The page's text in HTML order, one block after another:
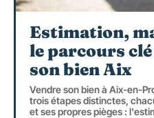
Estimation,
le parcours
son bien Aix
Vendre son bien à Aix-en-
trois étapes distinctes,
et ses propres pièges :